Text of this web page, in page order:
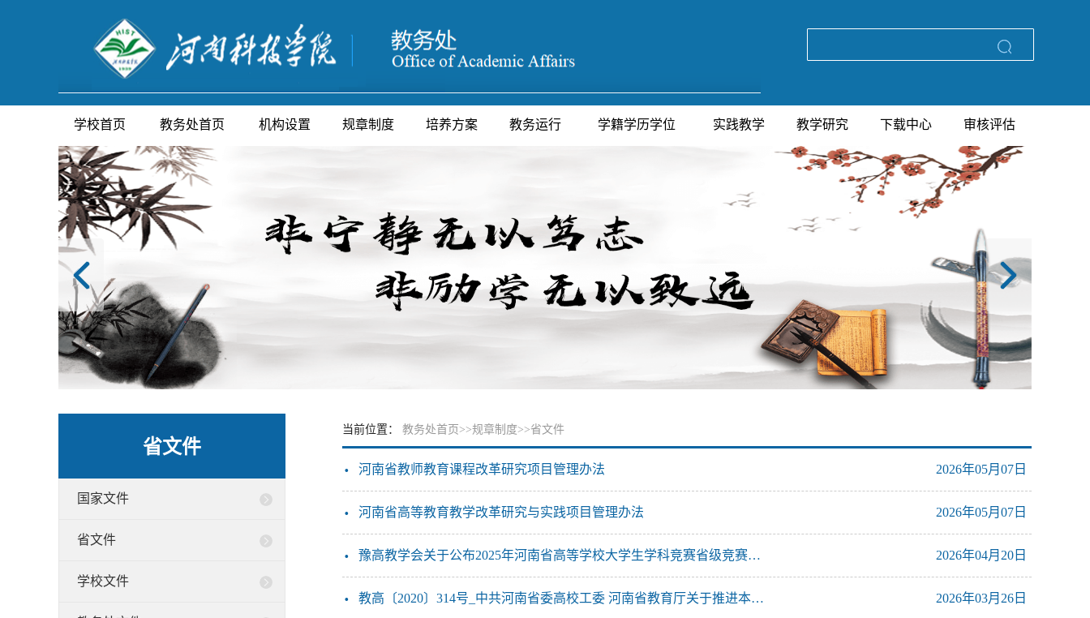
学校首页 教务处首页 机构设置 规章制度 培养方案 教务运行 学籍学历学位 实践教学 教学研究 下载中心 审核评估
省文件
国家文件
省文件
学校文件
当前位置： 教务处首页 >>规章制度>>省文件
· 河南省教师教育课程改革研究项目管理办法 2026年05月07日
· 河南省高等教育教学改革研究与实践项目管理办法 2026年05月07日
· 豫高教学会关于公布2025年河南省高等学校大学生学科竞赛省级竞赛项目的通知 2026年04月20日
· 教高〔2020〕314号_中共河南省委高校工委 河南省教育厅关于推进本科高校课程思政建设的指导意见 2026年03月26日